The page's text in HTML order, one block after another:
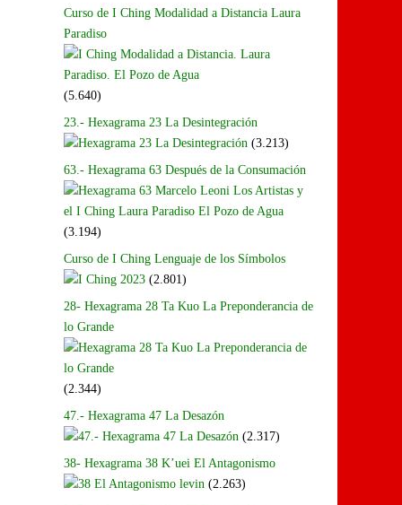
Curso de I Ching Modalidad a Distancia Laura
Paradiso
(5.640)
23.- Hexagrama 23 La Desintegración
(3.213)
63.- Hexagrama 63 Después de la Consumación
(3.194)
Curso de I Ching Lenguaje de los Símbolos
(2.801)
28- Hexagrama 28 Ta Kuo La Preponderancia de
lo Grande
(2.344)
47.- Hexagrama 47 La Desazón
(2.317)
38- Hexagrama 38 K’uei El Antagonismo
(2.263)